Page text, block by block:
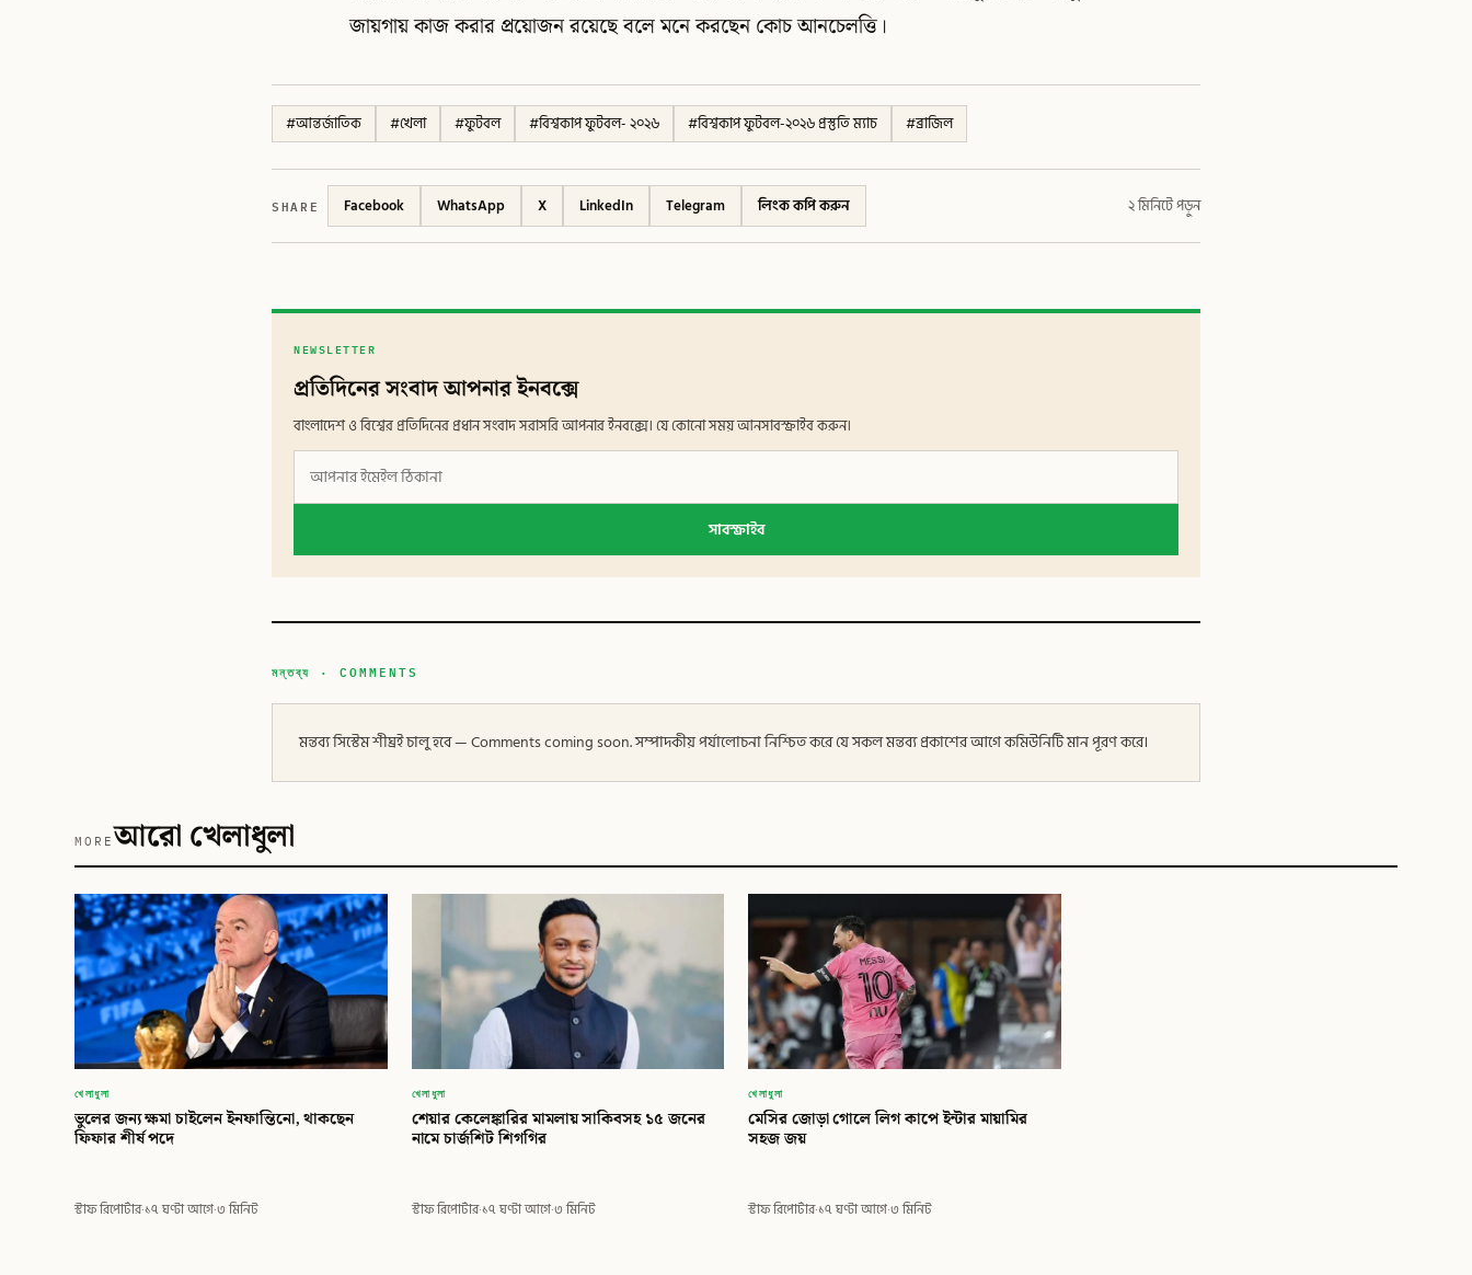
জায়গায় কাজ করার প্রয়োজন রয়েছে বলে মনে করছেন কোচ আনচেলত্তি।
#আন্তর্জাতিক #খেলা #ফুটবল #বিশ্বকাপ ফুটবল- ২০২৬ #বিশ্বকাপ ফুটবল-২০২৬ প্রস্তুতি ম্যাচ #ব্রাজিল
SHARE Facebook WhatsApp X LinkedIn Telegram লিংক কপি করুন ২ মিনিটে পড়ুন
NEWSLETTER
প্রতিদিনের সংবাদ আপনার ইনবক্সে
বাংলাদেশ ও বিশ্বের প্রতিদিনের প্রধান সংবাদ সরাসরি আপনার ইনবক্সে। যে কোনো সময় আনসাবস্ক্রাইব করুন।
সাবস্ক্রাইব
মন্তব্য · COMMENTS
মন্তব্য সিস্টেম শীঘ্রই চালু হবে — Comments coming soon. সম্পাদকীয় পর্যালোচনা নিশ্চিত করে যে সকল মন্তব্য প্রকাশের আগে কমিউনিটি মান পূরণ করে।
MOREআরো খেলাধুলা
খেলাধুলা
ভুলের জন্য ক্ষমা চাইলেন ইনফান্তিনো, থাকছেন
ফিফার শীর্ষ পদে
স্টাফ রিপোর্টার·১৭ ঘণ্টা আগে·৩ মিনিট
খেলাধুলা
শেয়ার কেলেঙ্কারির মামলায় সাকিবসহ ১৫ জনের
নামে চার্জশিট শিগগির
স্টাফ রিপোর্টার·১৭ ঘণ্টা আগে·৩ মিনিট
খেলাধুলা
মেসির জোড়া গোলে লিগ কাপে ইন্টার মায়ামির
সহজ জয়
স্টাফ রিপোর্টার·১৭ ঘণ্টা আগে·৩ মিনিট